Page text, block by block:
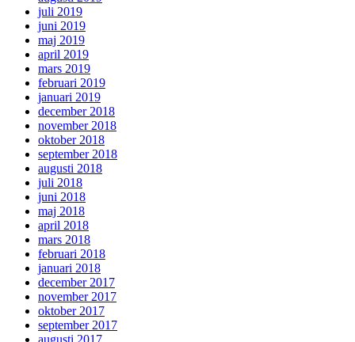
juli 2019
juni 2019
maj 2019
april 2019
mars 2019
februari 2019
januari 2019
december 2018
november 2018
oktober 2018
september 2018
augusti 2018
juli 2018
juni 2018
maj 2018
april 2018
mars 2018
februari 2018
januari 2018
december 2017
november 2017
oktober 2017
september 2017